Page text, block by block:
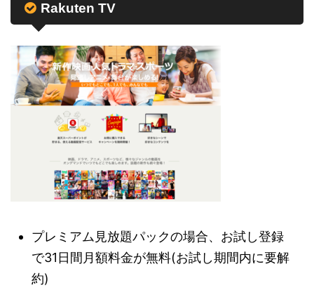
Rakuten TV
プレミアム見放題パックの場合、お試し登録
で31日間月額料金が無料(お試し期間内に要解
約)